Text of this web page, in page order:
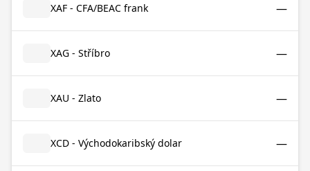
XAF - CFA/BEAC frank —
XAG - Stříbro —
XAU - Zlato —
XCD - Východokaribský dolar —